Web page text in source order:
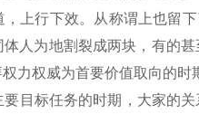
上行下效。从称谓上也留
人为地割裂成两块，有的
力权威为首要价值取向的时
目标任务的时期，大家的